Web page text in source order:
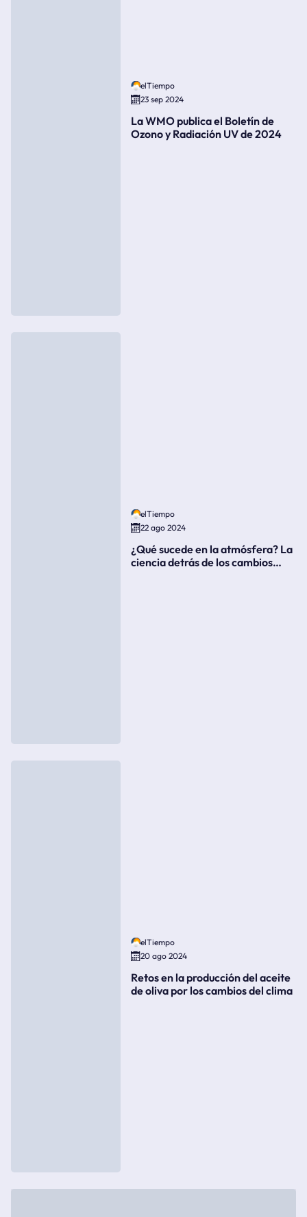
elTiempo
23 sep 2024
La WMO publica el Boletín de
Ozono y Radiación UV de 2024
elTiempo
22 ago 2024
¿Qué sucede en la atmósfera? La
ciencia detrás de los cambios
elTiempo
20 ago 2024
Retos en la producción del aceite
de oliva por los cambios del clima